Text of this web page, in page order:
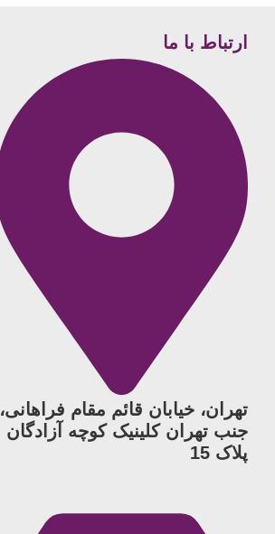
ارتباط با ما
تهران، خیابان قائم مقام فراهانی،
جنب تهران کلینیک کوچه آزادگان
پلاک 15